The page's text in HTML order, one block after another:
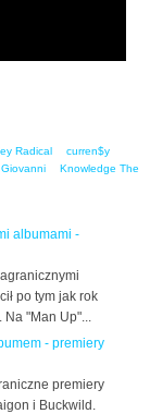
Radical
curren$y
Knowledge The
albumami -
po tym jak rok
"Man Up"...
- premiery
premiery
i Buckwild.